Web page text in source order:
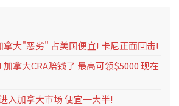
拿大"恶劣" 占美国便宜! 卡尼正面回击!
拿大CRA赔钱了 最高可领$5000 现在
入加拿大市场 便宜一大半!